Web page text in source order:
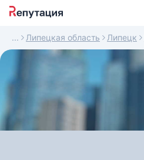
Липецкая область Липецк